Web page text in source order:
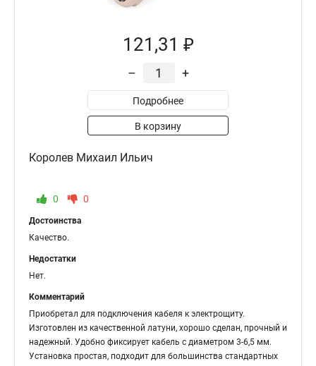
121,31 ₽
– +
Подробнее
В корзину
Королев Михаил Ильич
0 0
Достоинства
Качество.
Недостатки
Нет.
Комментарий
Приобретал для подключения кабеля к электрощиту.
Изготовлен из качественной латуни, хорошо сделан, прочный и
надежный. Удобно фиксирует кабель с диаметром 3-6,5 мм.
Установка простая, подходит для большинства стандартных